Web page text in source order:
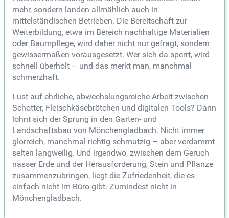
mehr, sondern landen allmählich auch in
mittelständischen Betrieben. Die Bereitschaft zur
Weiterbildung, etwa im Bereich nachhaltige Materialien
oder Baumpflege, wird daher nicht nur gefragt, sondern
gewissermaßen vorausgesetzt. Wer sich da sperrt, wird
schnell überholt – und das merkt man, manchmal
schmerzhaft.
Lust auf ehrliche, abwechslungsreiche Arbeit zwischen
Schotter, Fleischkäsebrötchen und digitalen Tools? Dann
lohnt sich der Sprung in den Garten- und
Landschaftsbau von Mönchengladbach. Nicht immer
glorreich, manchmal richtig schmutzig – aber verdammt
selten langweilig. Und irgendwo, zwischen dem Geruch
nasser Erde und der Herausforderung, Stein und Pflanze
zusammenzubringen, liegt die Zufriedenheit, die es
einfach nicht im Büro gibt. Zumindest nicht in
Mönchengladbach.